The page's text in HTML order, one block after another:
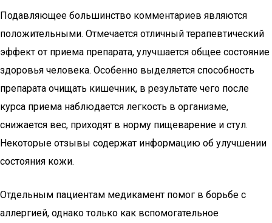
Подавляющее большинство комментариев являются
положительными. Отмечается отличный терапевтический
эффект от приема препарата, улучшается общее состояние
здоровья человека. Особенно выделяется способность
препарата очищать кишечник, в результате чего после
курса приема наблюдается легкость в организме,
снижается вес, приходят в норму пищеварение и стул.
Некоторые отзывы содержат информацию об улучшении
состояния кожи.
Отдельным пациентам медикамент помог в борьбе с
аллергией, однако только как вспомогательное